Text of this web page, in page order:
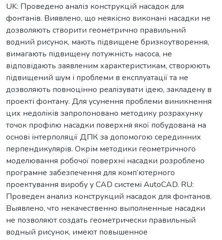
UK: Проведено аналіз конструкцій насадок для
фонтанів. Виявлено, що неякісно виконані насадки не
дозволяють створити геометрично правильний
водний рисунок, мають підвищене бризкоутворення,
вимагають підвищену потужність насоса, не
відповідають заявленим характеристикам, створюють
підвищений шум і проблеми в експлуатації та не
дозволяють повноцінно реалізувати ідею, закладену в
проекті фонтану. Для усунення проблеми виникнення
цих недоліків запропоновано методику розрахунку
точок профілю насадки поверхня якої побудована на
основі інтерполяції ДПК за допомогою серединних
перпендикулярів. Окрім методики геометричного
моделювання робочої поверхні насадки розроблено
програмне забезпечення для комп’ютерного
проектування виробу у CAD системі AutoCAD. RU:
Проведен анализ конструкций насадок для фонтанов.
Выявлено, что некачественно выполненные насадки
не позволяют создать геометрически правильный
водный рисунок, имеют повышенное